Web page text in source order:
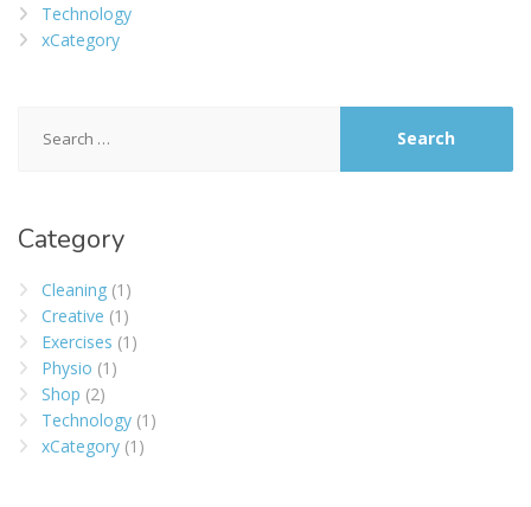
Technology
xCategory
for:
Category
Cleaning (1)
Creative (1)
Exercises (1)
Physio (1)
Shop (2)
Technology (1)
xCategory (1)